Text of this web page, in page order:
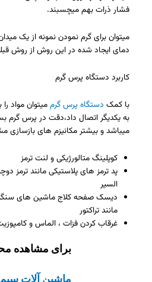
فشار ذرات بهم میچسبند.
میتوان برای گرم نمودن نمونه از یک
دمای ایجاد شده در این روش از روش
کاربرد دستگاه پرس گرم
با کمک دستگاه پرس گرممیتوان مواد
به یکدیگر اتصال داد،دقت در پرس گرم
میباشد و بیشتر مکانیزم های بازسازی
کوپلینگ متالورژیکی و لنت ترمز
پد ترمز های پلاستیکی مانند ترمز
السیر
دیسک صفحه کلاج ماشین های
مانند تراکتور
غرقاب کردن فزات ، الماس و
برای مشاهده
ماشین آلات